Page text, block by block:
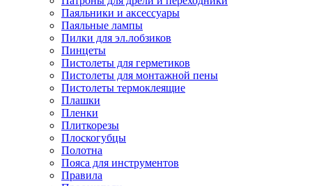
Паяльники и аксессуары
Паяльные лампы
Пилки для эл.лобзиков
Пинцеты
Пистолеты для герметиков
Пистолеты для монтажной пены
Пистолеты термоклеящие
Плашки
Пленки
Плиткорезы
Плоскогубцы
Полотна
Пояса для инструментов
Правила